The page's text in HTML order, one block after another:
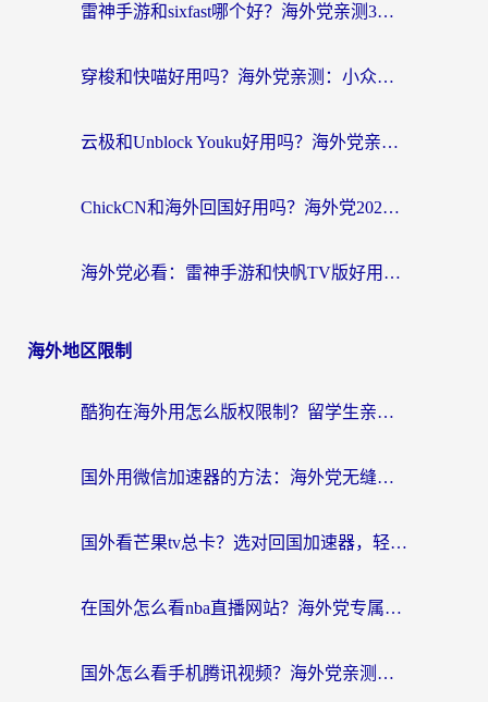
雷神手游和sixfast哪个好？海外党亲测3款回国加速器，教你选对不踩坑
穿梭和快喵好用吗？海外党亲测：小众加速器对比+番茄加速器深度体验
云极和Unblock Youku好用吗？海外党亲测+2026回国加速器避坑指南
ChickCN和海外回国好用吗？海外党2026亲测：从手游到影音，选对加速器的3个关键
海外党必看：雷神手游和快帆TV版好用吗？3步选对回国加速器不踩坑
海外地区限制
酷狗在海外用怎么版权限制？留学生亲测：3步解决听国内音乐难题
国外用微信加速器的方法：海外党无缝连接国内生活的实用指南
国外看芒果tv总卡？选对回国加速器，轻松追《浪姐》不费劲
在国外怎么看nba直播网站？海外党专属体育观赛指南，告别地区限制！
国外怎么看手机腾讯视频？海外党亲测有效的追剧加速器选择指南